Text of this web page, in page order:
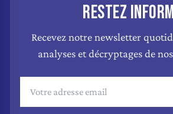
RESTEZ
Recevez notre newsletter
analyses et décryptages de